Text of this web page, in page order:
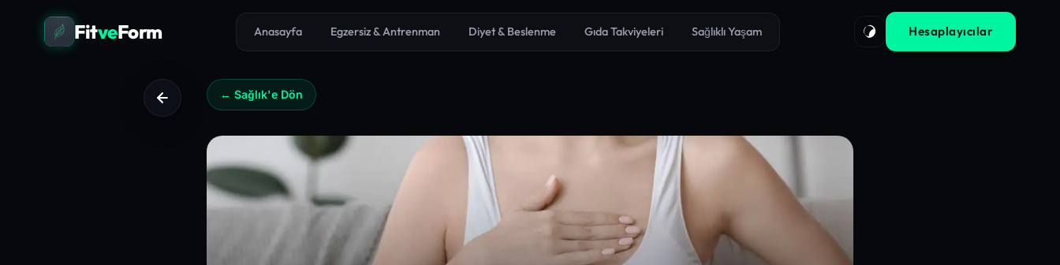
FitveForm Anasayfa Egzersiz & Antrenman Diyet & Beslenme Gıda Takviyeleri Sağlıklı Yaşam Hesaplayıcılar
← Sağlık'e Dön